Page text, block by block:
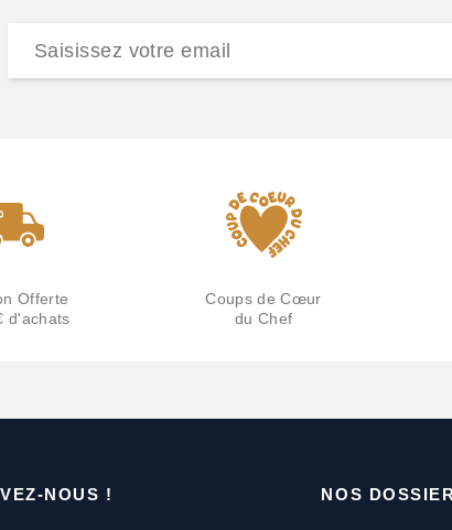
Offerte
d'achats
Coups de Cœur
du Chef
NOUS ! NOS